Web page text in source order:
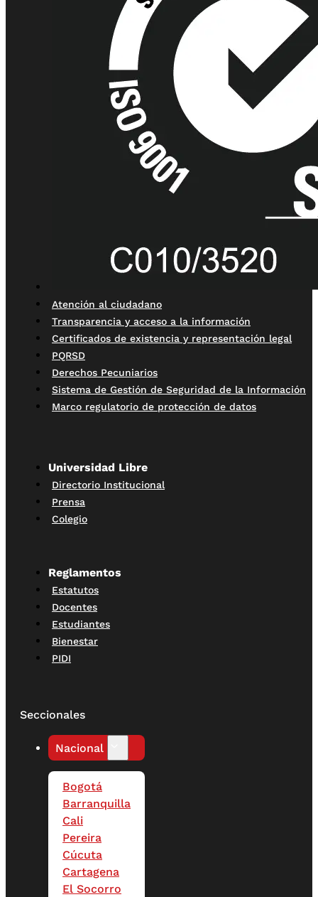
Atención al ciudadano
Transparencia y acceso a la información
Certificados de existencia y representación legal
PQRSD
Derechos Pecuniarios
Sistema de Gestión de Seguridad de la Información
Marco regulatorio de protección de datos
Universidad Libre
Directorio Institucional
Prensa
Colegio
Reglamentos
Estatutos
Docentes
Estudiantes
Bienestar
PIDI
Seccionales
Nacional
Bogotá
Barranquilla
Cali
Pereira
Cúcuta
Cartagena
El Socorro